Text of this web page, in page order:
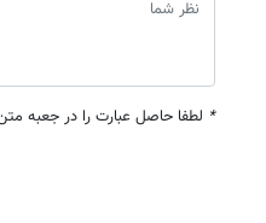
* لطفا حاصل عبارت را در جعبه